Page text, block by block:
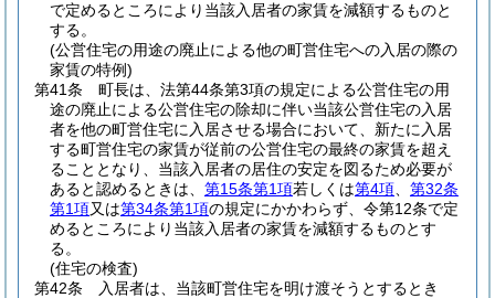
で定めるところにより当該入居者の家賃を減額するものと
する。
(公営住宅の用途の廃止による他の町営住宅への入居の際の
家賃の特例)
第41条
町長は、法第44条第3項の規定による公営住宅の用
途の廃止による公営住宅の除却に伴い当該公営住宅の入居
者を他の町営住宅に入居させる場合において、新たに入居
する町営住宅の家賃が従前の公営住宅の最終の家賃を超え
ることとなり、当該入居者の居住の安定を図るため必要が
あると認めるときは、 第15条第1項若しくは第4項
第32条
第1項又は第34条第1項の規定にかかわらず、令第12条で定
めるところにより当該入居者の家賃を減額するものとす
る。
(住宅の検査)
第42条
入居者は、当該町営住宅を明け渡そうとするとき